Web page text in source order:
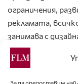
За да предоставим
ограничения,
рекламата,
занимава с
за
между